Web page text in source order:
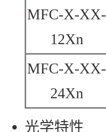
MFC-X-XX-
12Xn
MFC-X-XX-
24Xn
光学特性